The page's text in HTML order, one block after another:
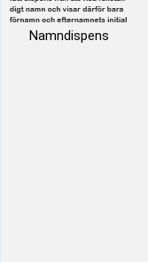
Namndispens